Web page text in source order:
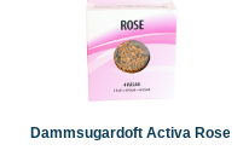
Dammsugardoft Activa Rose 4st